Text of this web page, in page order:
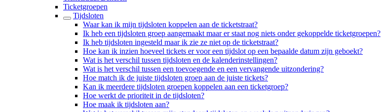
Ticketgroepen
Tijdsloten
Waar kan ik mijn tijdsloten koppelen aan de ticketstraat?
Ik heb een tijdsloten groep aangemaakt maar er staat nog niets onder gekoppelde ticketgroepen?
Ik heb tijdsloten ingesteld maar ik zie ze niet op de ticketstraat?
Hoe kan ik inzien hoeveel tickets er voor een tijdslot op een bepaalde datum zijn geboekt?
Wat is het verschil tussen tijdsloten en de kalenderinstellingen?
Wat is het verschil tussen een toevoegende en een vervangende uitzondering?
Hoe match ik de juiste tijdsloten groep aan de juiste tickets?
Kan ik meerdere tijdsloten groepen koppelen aan een ticketgroep?
Hoe werkt de prioriteit in de tijdsloten?
Hoe maak ik tijdsloten aan?